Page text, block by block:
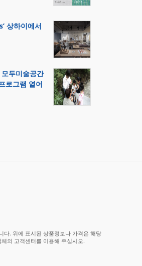
상하이에서
두미술공간
로그램 열어
다. 위에 표시된 상품정보나 가격은 해당
의 고객센터를 이용해 주십시오.